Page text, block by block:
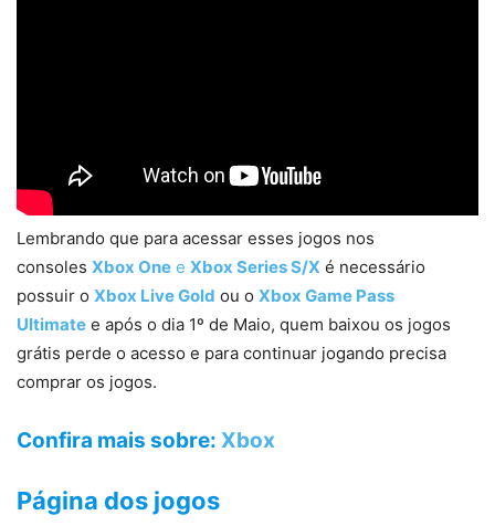
Lembrando que para acessar esses jogos nos
consoles Xbox One e Xbox Series S/X é necessário
possuir o Xbox Live Gold ou o Xbox Game Pass
Ultimate e após o dia 1º de Maio, quem baixou os jogos
grátis perde o acesso e para continuar jogando precisa
comprar os jogos.
Confira mais sobre: Xbox
Página dos jogos